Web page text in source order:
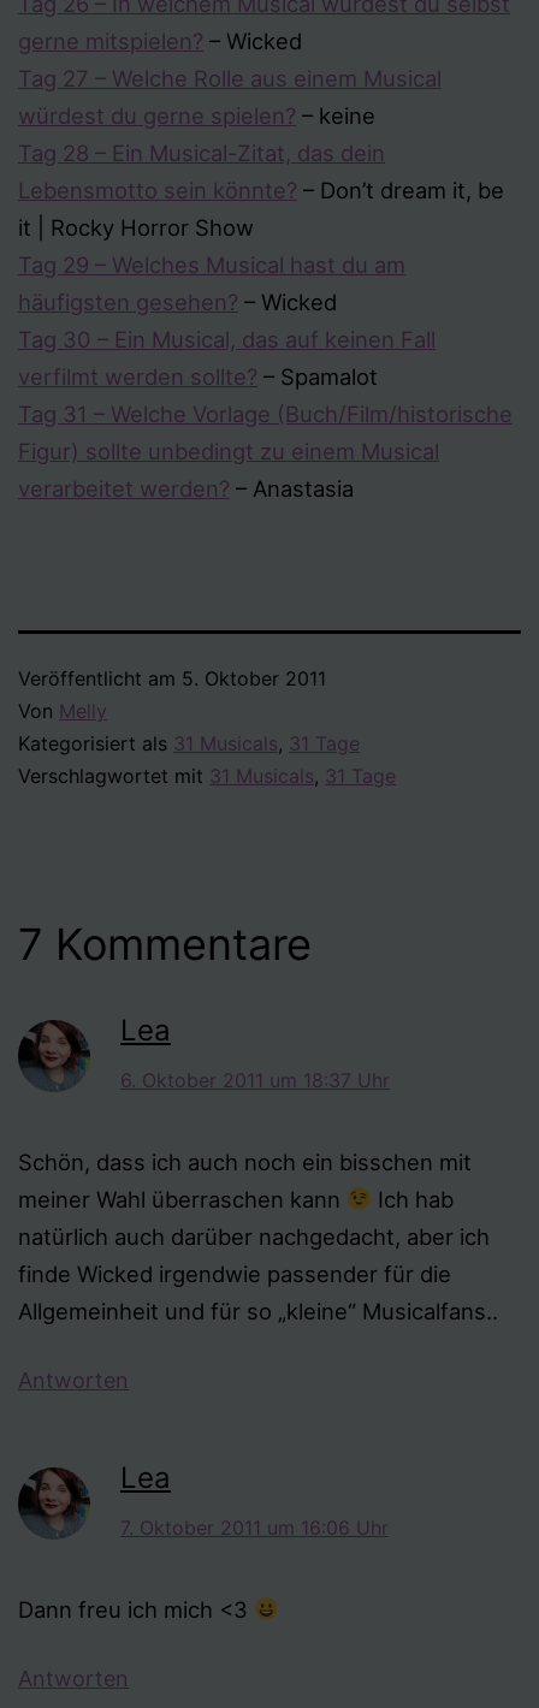
gerne mitspielen? – Wicked
Tag 27 – Welche Rolle aus einem Musical
würdest du gerne spielen? – keine
Tag 28 – Ein Musical-Zitat, das dein
Lebensmotto sein könnte? – Don’t dream it, be
it | Rocky Horror Show
Tag 29 – Welches Musical hast du am
häufigsten gesehen? – Wicked
Tag 30 – Ein Musical, das auf keinen Fall
verfilmt werden sollte? – Spamalot
Tag 31 – Welche Vorlage (Buch/Film/historische
Figur) sollte unbedingt zu einem Musical
verarbeitet werden? – Anastasia
Veröffentlicht am 5. Oktober 2011
Von Melly
Kategorisiert als 31 Musicals, 31 Tage
Verschlagwortet mit 31 Musicals, 31 Tage
7 Kommentare
Lea
6. Oktober 2011 um 18:37 Uhr
Schön, dass ich auch noch ein bisschen mit
meiner Wahl überraschen kann
Ich hab
natürlich auch darüber nachgedacht, aber ich
finde Wicked irgendwie passender für die
Allgemeinheit und für so „kleine“ Musicalfans..
Antworten
Lea
7. Oktober 2011 um 16:06 Uhr
Dann freu ich mich <3
Antworten